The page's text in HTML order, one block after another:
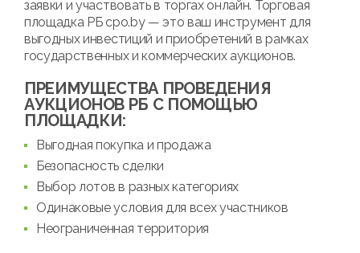
заявки и участвовать в торгах онлайн. Торговая
площадка РБ cpo.by — это ваш инструмент для
выгодных инвестиций и приобретений в рамках
государственных и коммерческих аукционов.
ПРЕИМУЩЕСТВА ПРОВЕДЕНИЯ
АУКЦИОНОВ РБ С ПОМОЩЬЮ
ПЛОЩАДКИ:
Выгодная покупка и продажа
Безопасность сделки
Выбор лотов в разных категориях
Одинаковые условия для всех участников
Неограниченная территория